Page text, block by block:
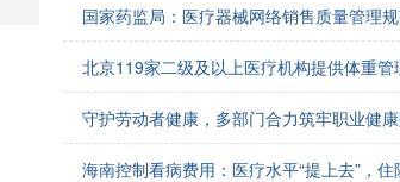
会费制度
协会章程
国家药监局：医疗器械网络销售质量管理
北京119家二级及以上医疗机构提供体重管
守护劳动者健康，多部门合力筑牢职业健
海南控制看病费用：医疗水平“提上去”，住